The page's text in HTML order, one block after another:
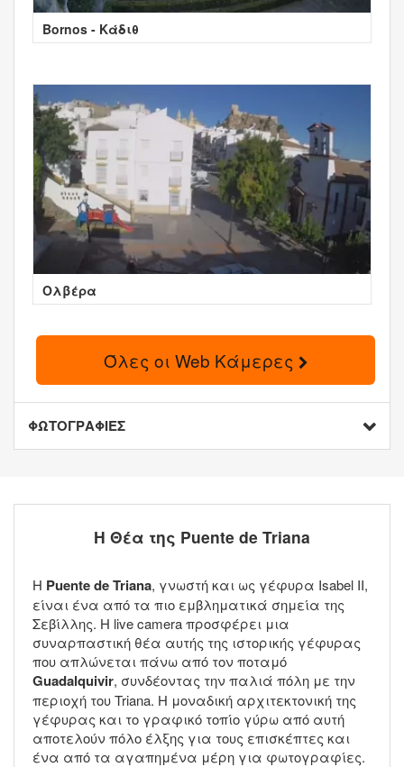
Bornos - Κάδιθ
Ολβέρα
Όλες οι Web Κάμερες
ΦΩΤΟΓΡΑΦΙΕΣ
Η Θέα της Puente de Triana
Η Puente de Triana, γνωστή και ως γέφυρα Isabel II,
είναι ένα από τα πιο εμβληματικά σημεία της
Σεβίλλης. Η live camera προσφέρει μια
συναρπαστική θέα αυτής της ιστορικής γέφυρας
που απλώνεται πάνω από τον ποταμό
Guadalquivir, συνδέοντας την παλιά πόλη με την
περιοχή του Triana. Η μοναδική αρχιτεκτονική της
γέφυρας και το γραφικό τοπίο γύρω από αυτή
αποτελούν πόλο έλξης για τους επισκέπτες και
ένα από τα αγαπημένα μέρη για φωτογραφίες.